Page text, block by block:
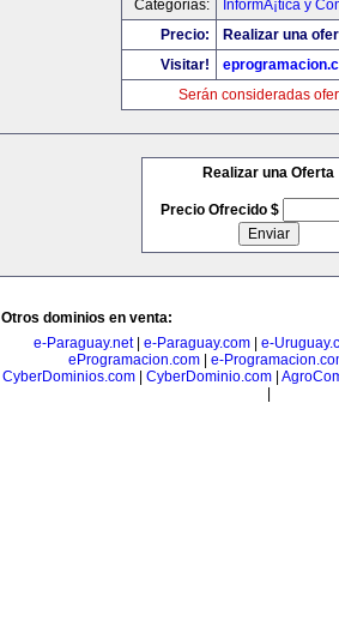
Categorias:
InformÃ¡tica y
Precio:
Realizar una
Visitar!
Serán consideradas
Realizar una Oferta
Precio Ofrecido $
Otros dominios en venta:
e-Paraguay.net| e-Paraguay.com
e-
eProgramacion.com| e-
CyberDominios.com| CyberDominio.com|